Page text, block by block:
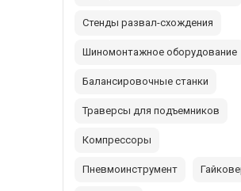
Стенды развал-схождения
Шиномонтажное оборудование
Балансировочные станки
Траверсы для подъемников
Компрессоры
Пневмоинструмент